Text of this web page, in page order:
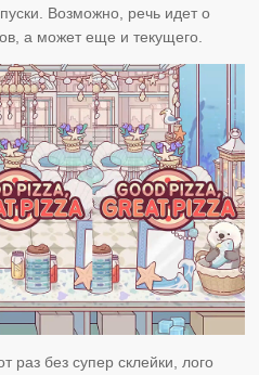
Возможно, речь идет о
а может еще и текущего.
раз без супер склейки, лого